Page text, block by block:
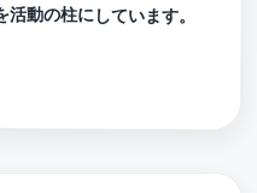
動の柱にしています。